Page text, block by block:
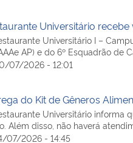
Universitário
Universitário I –
AP) e do 6º Esquadrão de
07/2026 - 12:01
do Kit de Gêneros
Universitário informa
Além disso, não haverá
07/2026 - 14:45